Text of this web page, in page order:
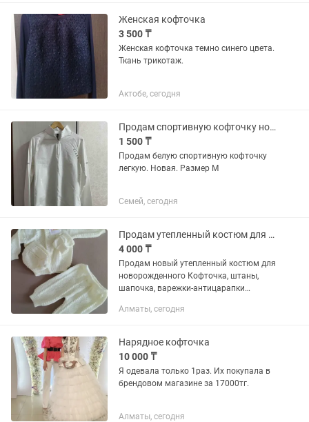
Женская кофточка
3 500 ₸
Женская кофточка темно синего цвета.
Ткань трикотаж.
Актобе, сегодня
Продам спортивную кофточку новую
1 500 ₸
Продам белую спортивную кофточку
легкую. Новая. Размер М
Семей, сегодня
Продам утепленный костюм для новорожденного
4 000 ₸
Продам новый утепленный костюм для
новорожденного Кофточка, штаны,
шапочка, варежки-антицарапки
Алматы, сегодня
Нарядное кофточка
10 000 ₸
Я одевала только 1раз. Их покупала в
брендовом магазине за 17000тг.
Алматы, сегодня